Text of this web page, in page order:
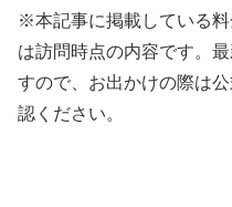
※本記事に掲載している
は訪問時点の内容です。
すので、お出かけの際は
認ください。